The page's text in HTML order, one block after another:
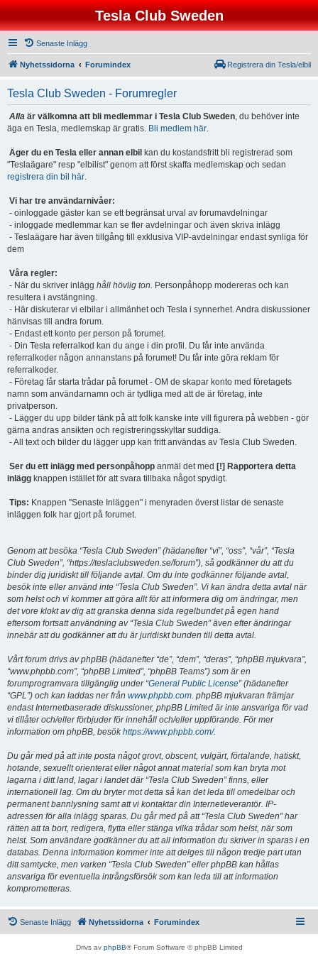
Tesla Club Sweden
Senaste Inlägg
Nyhetssidorna Forumindex Registrera din Tesla/elbil
Tesla Club Sweden - Forumregler
Alla är välkomna att bli medlemmar i Tesla Club Sweden, du behöver inte
äga en Tesla, medlemskap är gratis. Bli medlem här.
Äger du en Tesla eller annan elbil kan du kostandsfritt bli registrerad som
"Teslaägare" resp "elbilist" genom att först skaffa medlemskap och sedan
registrera din bil här.
Vi har tre användarnivåer:
- oinloggade gäster kan se ett begränsat urval av forumavdelningar
- inloggade medlemmar kan se fler avdelningar och även skriva inlägg
- Teslaägare har även tillgång till exklusiva VIP-avdelningar endast synliga för
dem
Våra regler:
- När du skriver inlägg håll hövlig ton. Personpåhopp modereras och kan
resultera i avstängning.
- Här diskuterar vi elbilar i allmänhet och Tesla i synnerhet. Andra diskussioner
hänvisas till andra forum.
- Endast ett konto per person på forumet.
- Din Tesla referralkod kan du ange i din profil. Du får inte använda
referralkoder någon annanstans på forumet! Du får inte göra reklam för
referralkoder.
- Företag får starta trådar på forumet - OM de skapar konto med företagets
namn som användarnamn och är tydliga med att de är företag, inte
privatperson.
- Lägger du upp bilder tänk på att folk kanske inte vill figurera på webben - gör
gärna andras ansikten och registreringsskyltar suddiga.
- All text och bilder du lägger upp kan fritt användas av Tesla Club Sweden.
Ser du ett inlägg med personpåhopp anmäl det med [!] Rapportera detta
inlägg knappen istället för att svara tillbaka något spydigt.
Tips: Knappen "Senaste Inläggen" i menyraden överst listar de senaste
inläggen folk har gjort på forumet.
Genom att besöka “Tesla Club Sweden” (hädanefter “vi”, “oss”, “vår”, “Tesla
Club Sweden”, “https://teslaclubsweden.se/forum”), så godkänner du att du
binder dig juridiskt till följande avtal. Om du inte godkänner följande avtal,
besök inte eller använd inte “Tesla Club Sweden”. Vi kan ändra detta avtal när
som helst och vi kommer att göra allt för att informera dig om ändringar, men
det vore klokt av dig att granska denna sida regelbundet på egen hand
eftersom fortsatt användning av “Tesla Club Sweden” även efter ändringar
innebär att du godkänner att du är juridiskt bunden till detta avtal.
Vårt forum drivs av phpBB (hädanefter “de”, “dem”, “deras”, “phpBB mjukvara”,
“www.phpbb.com”, “phpBB Limited”, “phpBB Teams”) som är en
forumprogramvara tillgänglig under “General Public License” (hädanefter
“GPL”) och kan laddas ner från www.phpbb.com. phpBB mjukvaran främjar
endast Internetbaserade diskussioner, phpBB Limited är inte ansvariga för vad
vi tillåter och/eller förbjuder för innehåll och/eller uppförande. För mer
information om phpBB, besökhttps://www.phpbb.com/.
Du går med på att inte posta något grovt, obscent, vulgärt, förtalande, hatiskt,
hotande, sexuellt orienterat eller något annat material som kan bryta mot
lagarna i ditt land, lagar i landet där “Tesla Club Sweden” finns, eller
internationell lag. Om du bryter mot detta så kan det leda till omedelbar och
permanent bannlysning samt att vi kontaktar din Internetleverantör. IP-
adressen för alla inlägg sparas. Du går med på att “Tesla Club Sweden” har
rätten att ta bort, redigera, flytta eller stänga vilka trådar som helst, när som
helst. Som användare godkänner du att all information du skriver in sparas i en
databas. Denna information kommer inte att delges till någon tredje part utan
ditt samtycke, men varken “Tesla Club Sweden” eller phpBB kan hållas
ansvariga för eventuella intrångsförsök som kan leda till att information
komprometteras.
Senaste Inlägg Nyhetssidorna Forumindex
Drivs av phpBB® Forum Software © phpBB Limited